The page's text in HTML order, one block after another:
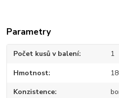
Parametry
Počet kusů v balení 1
Hmotnost
Konzistence